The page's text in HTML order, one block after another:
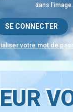
dans l'image.
votre mot de